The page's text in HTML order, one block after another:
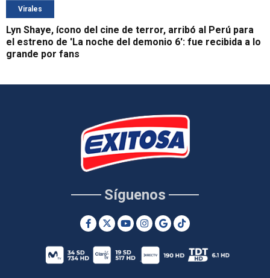
Virales
Lyn Shaye, ícono del cine de terror, arribó al Perú para
el estreno de 'La noche del demonio 6': fue recibida a lo
grande por fans
Síguenos